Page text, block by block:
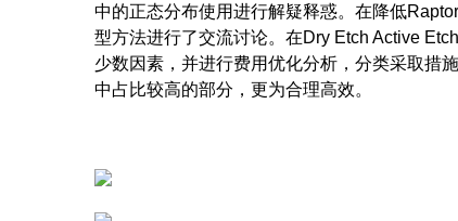
中的正态分布使用进行解疑释惑。在降低Raptor
型方法进行了交流讨论。在Dry Etch Active Etch
少数因素，并进行费用优化分析，分类采取措
中占比较高的部分，更为合理高效。